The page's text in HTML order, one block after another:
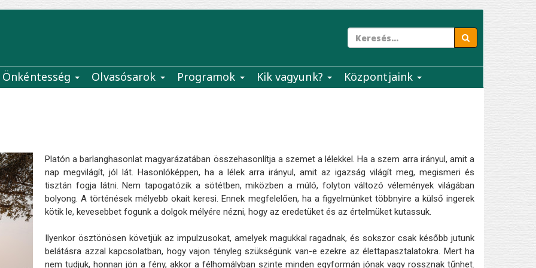
Önkéntesség Olvasósarok Programok Kik vagyunk? Központjaink
Platón a barlanghasonlat magyarázatában összehasonlítja a szemet a lélekkel. Ha a szem arra irányul, amit a
nap megvilágít, jól lát. Hasonlóképpen, ha a lélek arra irányul, amit az igazság világít meg, megismeri és
tisztán fogja látni. Nem tapogatózik a sötétben, miközben a múló, folyton változó vélemények világában
bolyong. A történések mélyebb okait keresi. Ennek megfelelően, ha a figyelmünket többnyire a külső ingerek
kötik le, kevesebbet fogunk a dolgok mélyére nézni, hogy az eredetüket és az értelmüket kutassuk.
Ilyenkor ösztönösen követjük az impulzusokat, amelyek magukkal ragadnak, és sokszor csak később jutunk
belátásra azzal kapcsolatban, hogy vajon tényleg szükségünk van-e ezekre az élettapasztalatokra. Mert ha
nem tudjuk, honnan jön a fény, akkor a félhomályban szinte minden egyformán jónak vagy rossznak tűnhet.